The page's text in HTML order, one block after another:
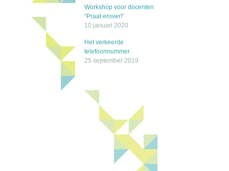
Workshop voor docenten
“Praat erover!”
10 januari 2020
Het verkeerde
telefoonnummer
25 september 2019